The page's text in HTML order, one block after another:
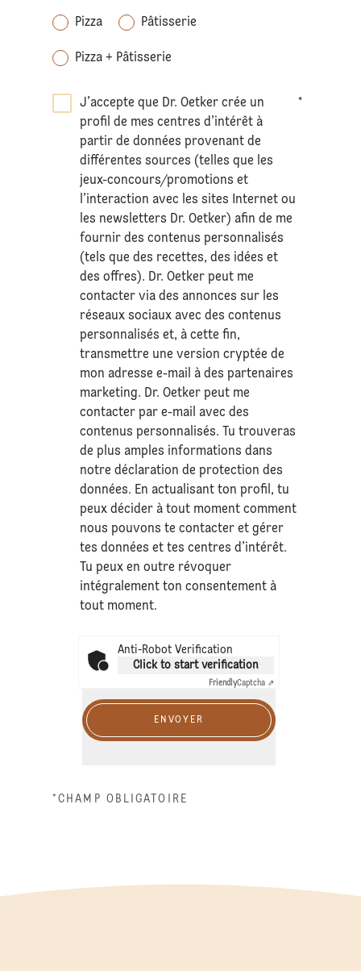
Pizza Pâtisserie
Pizza + Pâtisserie
J’accepte que Dr. Oetker crée un
profil de mes centres d’intérêt à
partir de données provenant de
différentes sources (telles que les
jeux-concours/promotions et
l’interaction avec les sites Internet ou
les newsletters Dr. Oetker) afin de me
fournir des contenus personnalisés
(tels que des recettes, des idées et
des offres). Dr. Oetker peut me
contacter via des annonces sur les
réseaux sociaux avec des contenus
personnalisés et, à cette fin,
transmettre une version cryptée de
mon adresse e-mail à des partenaires
marketing. Dr. Oetker peut me
contacter par e-mail avec des
contenus personnalisés. Tu trouveras
de plus amples informations dans
notre déclaration deprotection des
données. En actualisant ton profil, tu
peux décider à tout moment comment
nous pouvons te contacter et gérer
tes données et tes centres d’intérêt.
Tu peux en outre révoquer
intégralement ton consentement à
tout moment.
*
Anti-Robot Verification
Click to start verification
FriendlyCaptcha ⇗
ENVOYER
*CHAMP OBLIGATOIRE